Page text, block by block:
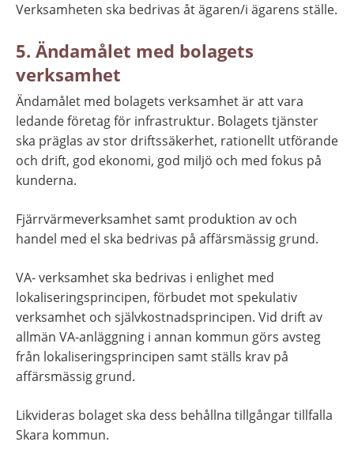
Verksamheten ska bedrivas åt ägaren/i ägarens ställe.
5. Ändamålet med bolagets
verksamhet
Ändamålet med bolagets verksamhet är att vara
ledande företag för infrastruktur. Bolagets tjänster
ska präglas av stor driftssäkerhet, rationellt utförande
och drift, god ekonomi, god miljö och med fokus på
kunderna.
Fjärrvärmeverksamhet samt produktion av och
handel med el ska bedrivas på affärsmässig grund.
VA- verksamhet ska bedrivas i enlighet med
lokaliseringsprincipen, förbudet mot spekulativ
verksamhet och självkostnadsprincipen. Vid drift av
allmän VA-anläggning i annan kommun görs avsteg
från lokaliseringsprincipen samt ställs krav på
affärsmässig grund.
Likvideras bolaget ska dess behållna tillgångar tillfalla
Skara kommun.